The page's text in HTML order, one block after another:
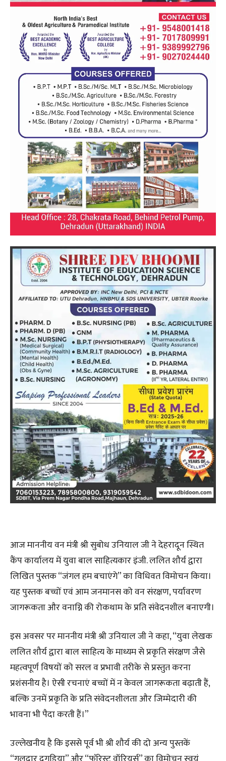
आज माननीय वन मंत्री श्री सुबोध उनियाल जी ने देहरादून स्थित
कैंप कार्यालय में युवा बाल साहित्यकार इंजी. ललित शौर्य द्वारा
लिखित पुस्तक “जंगल हम बचाएंगे” का विधिवत विमोचन किया।
यह पुस्तक बच्चों एवं आम जनमानस को वन संरक्षण, पर्यावरण
जागरूकता और वनाग्नि की रोकथाम के प्रति संवेदनशील बनाएगी।
इस अवसर पर माननीय मंत्री श्री उनियाल जी ने कहा, “युवा लेखक
ललित शौर्य द्वारा बाल साहित्य के माध्यम से प्रकृति संरक्षण जैसे
महत्वपूर्ण विषयों को सरल व प्रभावी तरीके से प्रस्तुत करना
प्रशंसनीय है। ऐसी रचनाएं बच्चों में न केवल जागरूकता बढ़ाती हैं,
बल्कि उनमें प्रकृति के प्रति संवेदनशीलता और जिम्मेदारी की
भावना भी पैदा करती हैं।”
उल्लेखनीय है कि इससे पूर्व भी श्री शौर्य की दो अन्य पुस्तकें